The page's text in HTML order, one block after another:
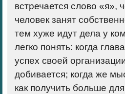
встречается слово «я»,
человек занят
тем хуже идут дела у
легко понять: когда
успех своей
добивается; когда же
как получить больше